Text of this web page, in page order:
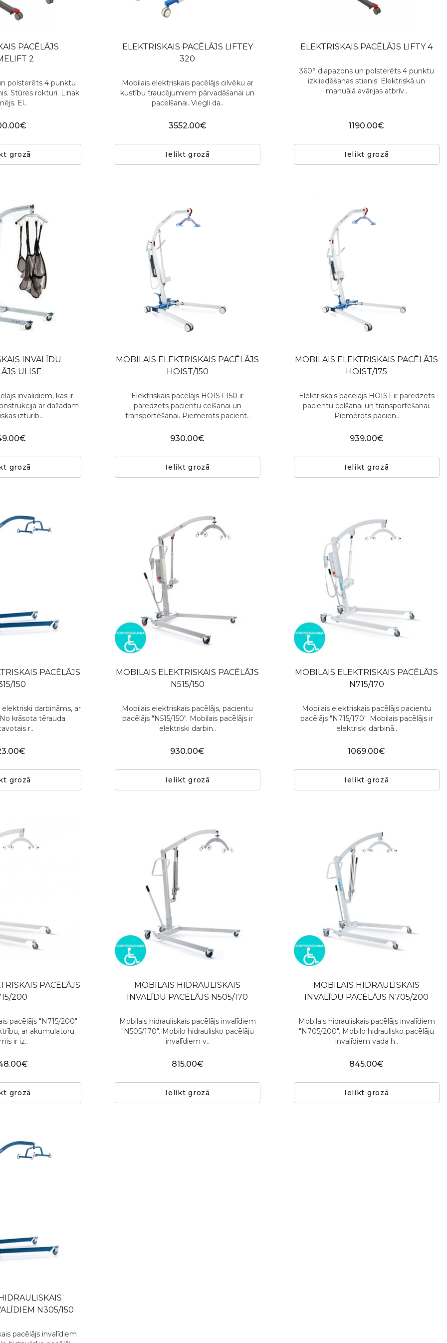
PACĒLĀJS
2
polsterēts 4 punktu
Stūres rokturi. Linak
El..
grozā
ELEKTRISKAIS PACĒLĀJS LIFTEY
320
Mobilais elektriskais pacēlājs cilvēku ar
kustību traucējumiem pārvadāšanai un
pacelšanai. Viegli da..
3552.00€
Ielikt grozā
ELEKTRISKAIS PACĒLĀJS LIFTY 4
360° diapazons un polsterēts 4 punktu
izkliedēšanas stienis. Elektriskā un
manuālā avārijas atbrīv..
1190.00€
Ielikt grozā
INVALĪDU
ULISE
invalīdiem, kas ir
ar dažādām
izturīb..
grozā
MOBILAIS ELEKTRISKAIS PACĒLĀJS
HOIST/150
Elektriskais pacēlājs HOIST 150 ir
paredzēts pacientu celšanai un
transportēšanai. Piemērots pacient..
930.00€
Ielikt grozā
MOBILAIS ELEKTRISKAIS PACĒLĀJS
HOIST/175
Elektriskais pacēlājs HOIST ir paredzēts
pacientu celšanai un transportēšanai.
Piemērots pacien..
939.00€
Ielikt grozā
PACĒLĀJS
150
darbināms, ar
krāsota tērauda
r..
grozā
MOBILAIS ELEKTRISKAIS PACĒLĀJS
N515/150
Mobilais elektriskais pacēlājs, pacientu
pacēlājs "N515/150". Mobilais pacēlājs ir
elektriski darbin..
930.00€
Ielikt grozā
MOBILAIS ELEKTRISKAIS PACĒLĀJS
N715/170
Mobilais elektriskais pacēlājs pacientu
pacēlājs "N715/170". Mobilais pacēlājs ir
elektriski darbinā..
1069.00€
Ielikt grozā
PACĒLĀJS
200
pacēlājs "N715/200"
ar akumulatoru.
ir iz..
grozā
MOBILAIS HIDRAULISKAIS
INVALĪDU PACĒLĀJS N505/170
Mobilais hidrauliskais pacēlājs invalīdiem
"N505/170". Mobilo hidraulisko pacēlāju
invalīdiem v..
815.00€
Ielikt grozā
MOBILAIS HIDRAULISKAIS
INVALĪDU PACĒLĀJS N705/200
Mobilais hidrauliskais pacēlājs invalīdiem
"N705/200". Mobilo hidraulisko pacēlāju
invalīdiem vada h..
845.00€
Ielikt grozā
N305/150
pacēlājs invalīdiem